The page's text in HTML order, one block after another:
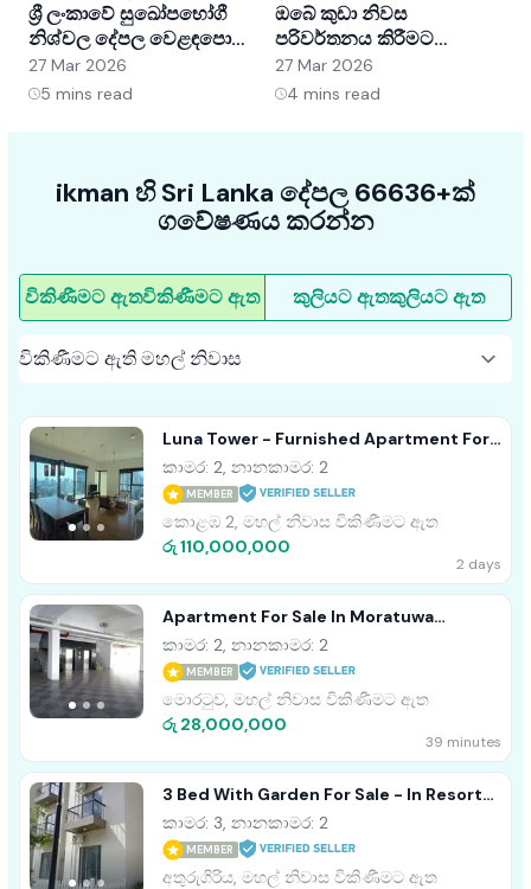
ශ්‍රී ලංකාවේ සුඛෝපභෝගී
නිශ්චල දේපල වෙළඳපොළ
අවබෝධ කර ගැනීම:
අවස්ථා සහ ප්‍රවණතා
27 Mar 2026
5 mins read
ඔබේ කුඩා නිවස
පරිවර්තනය කිරීමට
අභ්‍යන්තර සැලසුම් හක්ක
5ක්
27 Mar 2026
4 mins read
ikman හි Sri Lanka දේපල 66636+ක්
ගවේෂණය කරන්න
විකිණීමට ඇතවිකිණීමට ඇත කුලියට ඇතකුලියට ඇත
Luna Tower - Furnished Apartment For
Sale A41557 Colombo 02
කාමර: 2, නානකාමර: 2
MEMBER
කොළඹ 2, මහල් නිවාස විකිණීමට ඇත
රු 110,000,000
2 days
Apartment For Sale In Moratuwa
Angulana Station Road
කාමර: 2, නානකාමර: 2
MEMBER
මොරටුව, මහල් නිවාස විකිණීමට ඇත
රු 28,000,000
39 minutes
3 Bed With Garden For Sale - In Resort
Apartment
කාමර: 3, නානකාමර: 2
MEMBER
අතුරුගිරිය, මහල් නිවාස විකිණීමට ඇත